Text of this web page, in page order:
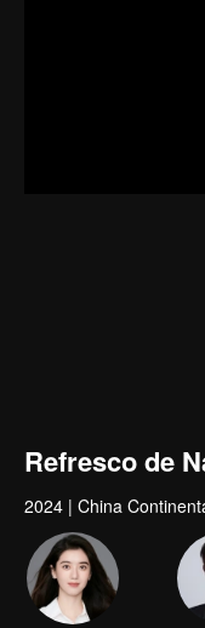
Refresco de
2024 | China